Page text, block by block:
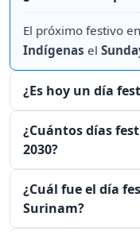
El próximo festivo en
Indígenas el
¿Es hoy un día
¿Cuántos días
2030?
¿Cuál fue el día
Surinam?